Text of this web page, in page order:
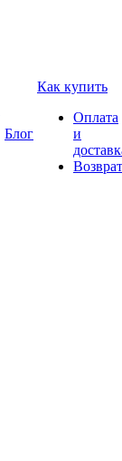
Блог
Как купить
Оплата
и
Возврат